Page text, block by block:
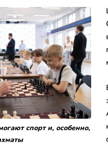
спорт и, особенно,